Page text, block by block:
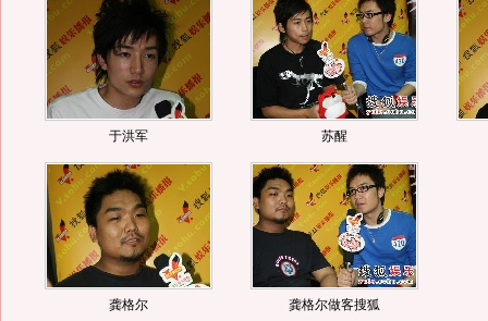
于洪军 苏醒
龚格尔 龚格尔做客搜狐